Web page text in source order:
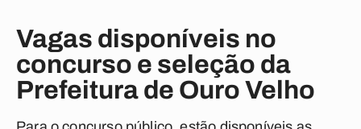
Vagas disponíveis no
concurso e seleção da
Prefeitura de Ouro Velho